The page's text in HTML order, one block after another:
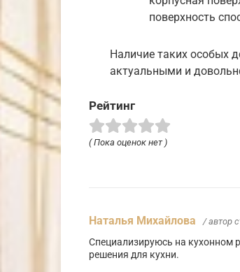
поверхность
Наличие таких особых
актуальными и
Рейтинг
( Пока оценок нет )
Наталья Михайлова / автор
Специализируюсь на кухонном
решения для кухни.